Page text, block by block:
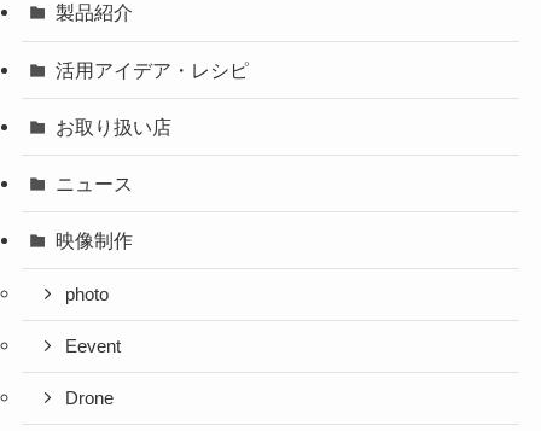
製品紹介
活用アイデア・レシピ
お取り扱い店
ニュース
映像制作
photo
Eevent
Drone